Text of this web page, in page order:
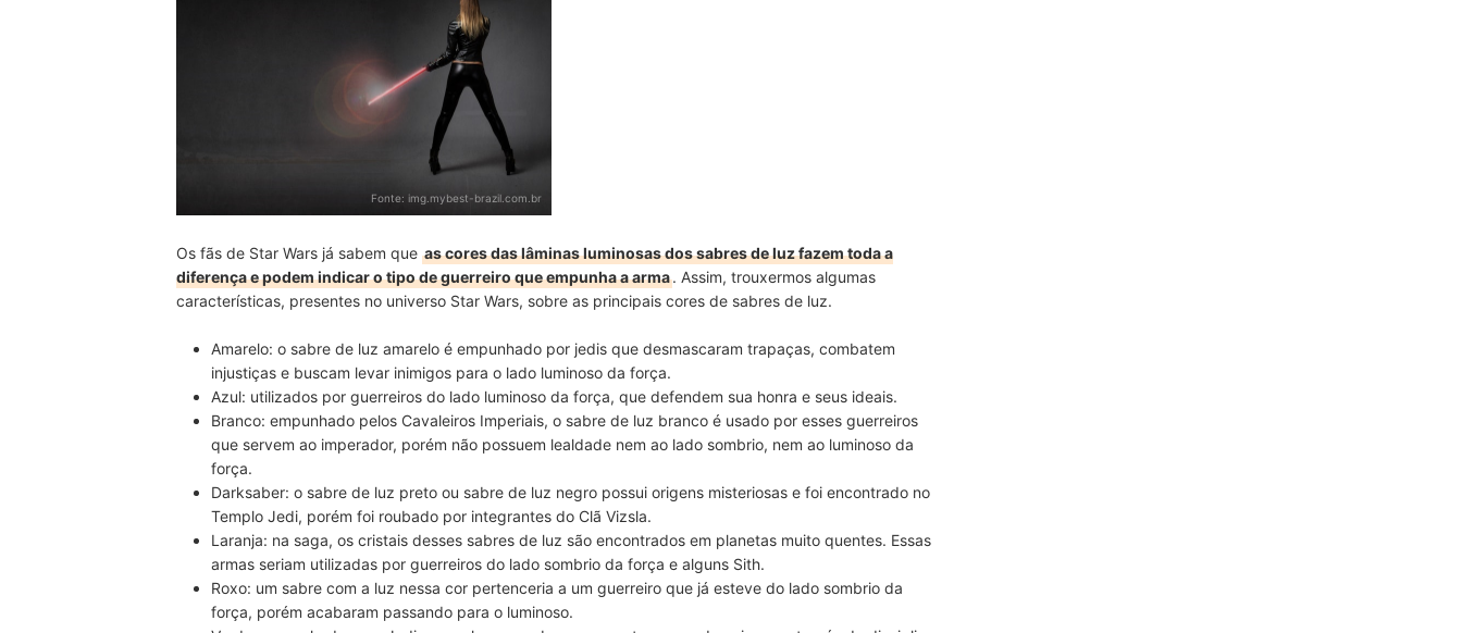
Fonte: img.mybest-brazil.com.br
Os fãs de Star Wars já sabem que as cores das lâminas luminosas dos sabres de luz fazem toda a
diferença e podem indicar o tipo de guerreiro que empunha a arma. Assim, trouxermos algumas
características, presentes no universo Star Wars, sobre as principais cores de sabres de luz.
Amarelo: o sabre de luz amarelo é empunhado por jedis que desmascaram trapaças, combatem
injustiças e buscam levar inimigos para o lado luminoso da força.
Azul: utilizados por guerreiros do lado luminoso da força, que defendem sua honra e seus ideais.
Branco: empunhado pelos Cavaleiros Imperiais, o sabre de luz branco é usado por esses guerreiros
que servem ao imperador, porém não possuem lealdade nem ao lado sombrio, nem ao luminoso da
força.
Darksaber: o sabre de luz preto ou sabre de luz negro possui origens misteriosas e foi encontrado no
Templo Jedi, porém foi roubado por integrantes do Clã Vizsla.
Laranja: na saga, os cristais desses sabres de luz são encontrados em planetas muito quentes. Essas
armas seriam utilizadas por guerreiros do lado sombrio da força e alguns Sith.
Roxo: um sabre com a luz nessa cor pertenceria a um guerreiro que já esteve do lado sombrio da
força, porém acabaram passando para o luminoso.